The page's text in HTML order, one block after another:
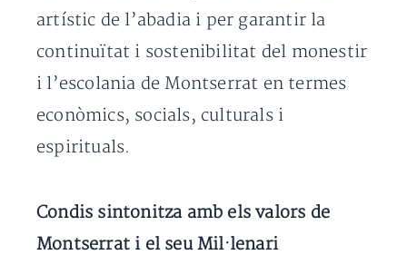
artístic de l’abadia i per garantir la
continuïtat i sostenibilitat del monestir
i l’escolania de Montserrat en termes
econòmics, socials, culturals i
espirituals.
Condis sintonitza amb els valors de
Montserrat i el seu Mil·lenari